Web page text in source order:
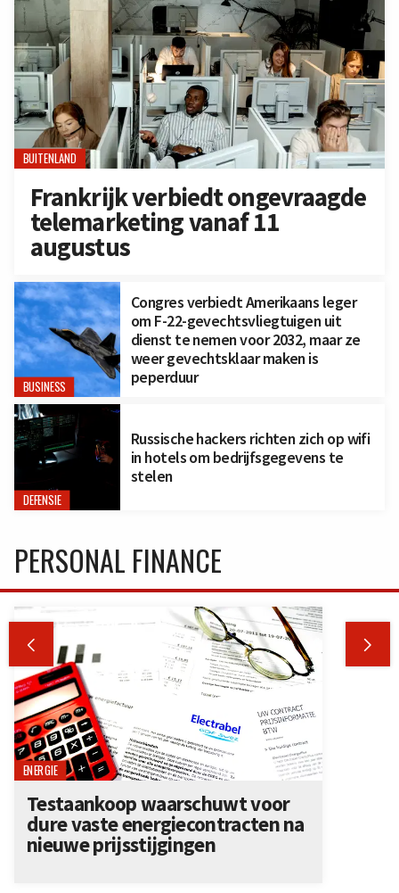
BUITENLAND
Frankrijk verbiedt ongevraagde
telemarketing vanaf 11
augustus
BUSINESS
Congres verbiedt Amerikaans leger
om F-22-gevechtsvliegtuigen uit
dienst te nemen voor 2032, maar ze
weer gevechtsklaar maken is
peperduur
DEFENSIE
Russische hackers richten zich op wifi
in hotels om bedrijfsgegevens te
stelen
PERSONAL FINANCE
 
ENERGIE
Testaankoop waarschuwt voor
dure vaste energiecontracten na
nieuwe prijsstijgingen